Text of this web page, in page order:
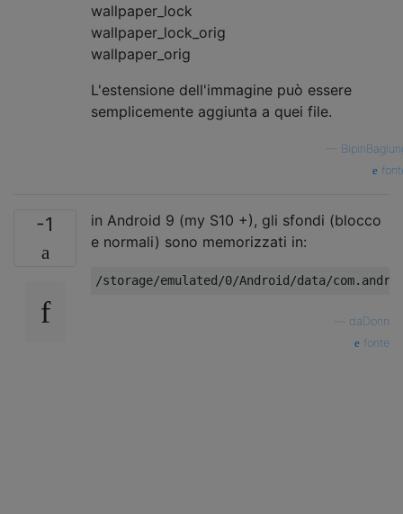
wallpaper_lock
wallpaper_lock_orig
wallpaper_orig
L'estensione dell'immagine può essere
semplicemente aggiunta a quei file.
-1
in Android 9 (my S10 +), gli sfondi (blocco
e normali) sono memorizzati in:
daDonn
fonte